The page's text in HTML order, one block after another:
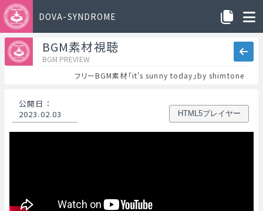
DOVA-SYNDROME
BGM素材視聴
BGM PREVIEW
フリーBGM素材「it's sunny today」by shimtone
公開日 ：
2023.02.03
HTML5プレイヤー